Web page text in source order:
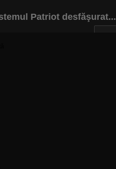
Patriot desfăşurat...